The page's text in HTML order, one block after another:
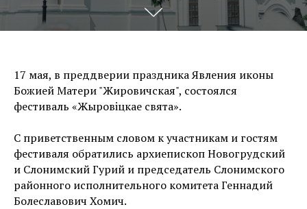
17 мая, в преддверии праздника Явления иконы
Божией Матери "Жировичская", состоялся
фестиваль «Жыровiцкае свята».
С приветственным словом к участникам и гостям
фестиваля обратились архиепископ Новогрудский
и Слонимский Гурий и председатель Слонимского
районного исполнительного комитета Геннадий
Болеславович Хомич.